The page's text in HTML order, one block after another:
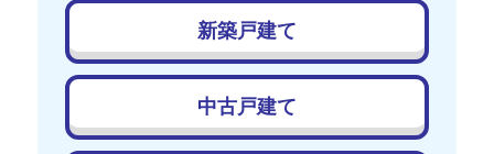
新築戸建て
中古戸建て